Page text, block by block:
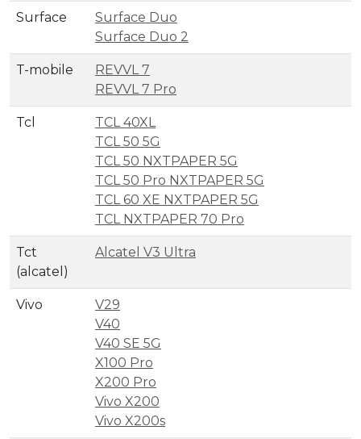
Surface
Surface Duo
Surface Duo 2
T-mobile
REVVL 7
REVVL 7 Pro
Tcl
TCL 40XL
TCL 50 5G
TCL 50 NXTPAPER 5G
TCL 50 Pro NXTPAPER 5G
TCL 60 XE NXTPAPER 5G
TCL NXTPAPER 70 Pro
Tct
(alcatel)
Alcatel V3 Ultra
Vivo
V29
V40
V40 SE 5G
X100 Pro
X200 Pro
Vivo X200
Vivo X200s